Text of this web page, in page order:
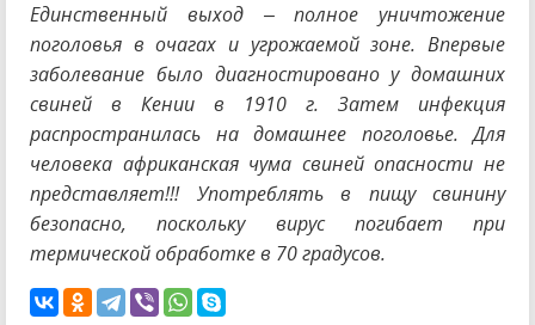
Единственный выход – полное уничтожение
поголовья в очагах и угрожаемой зоне. Впервые
заболевание было диагностировано у домашних
свиней в Кении в 1910 г. Затем инфекция
распространилась на домашнее поголовье. Для
человека африканская чума свиней опасности не
представляет!!! Употреблять в пищу свинину
безопасно, поскольку вирус погибает при
термической обработке в 70 градусов.